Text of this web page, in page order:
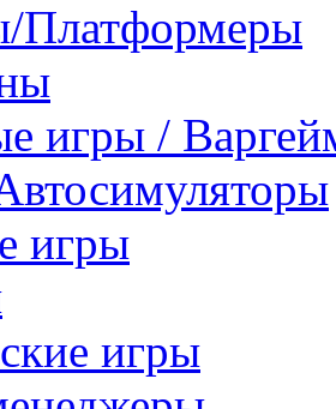
Платформеры
игры /
игры
игры